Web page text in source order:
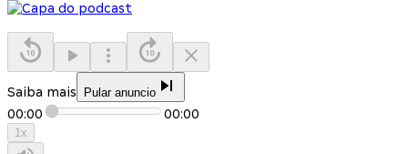
Saiba mais Pular anuncio
00:00 00:00
1x